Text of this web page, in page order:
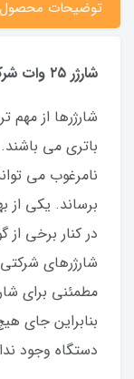
توضیحات محصول
شارژر ۲۵ وات شرکتی سامسونگ EP-TA800
شارژرها از
باتری می
نامرغوب می
برساند. یکی
در کنار برخی
شارژرهای
مطمئنی برای
بنابراین جای
دستگاه وجود